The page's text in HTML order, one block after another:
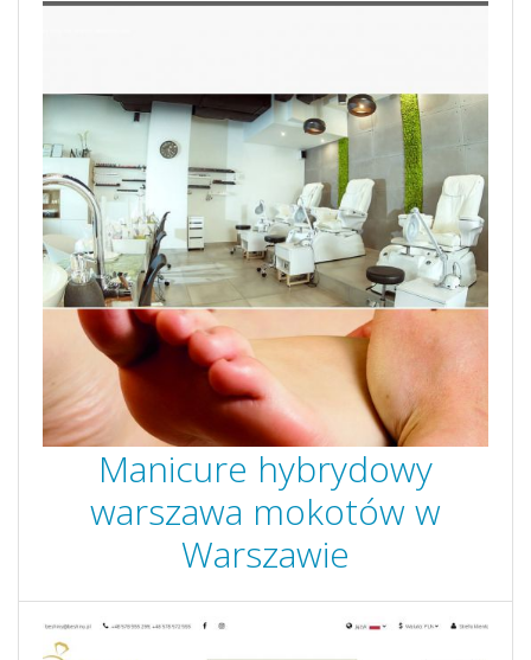
Manicure hybrydowy
warszawa mokotów w
Warszawie